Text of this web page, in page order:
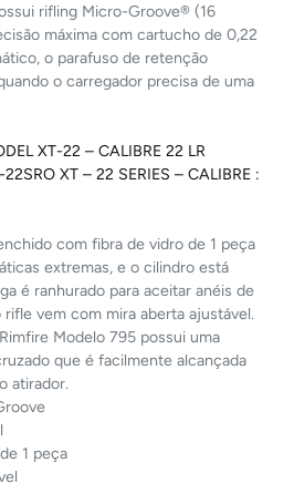
rifling Micro-Groove® (16
máxima com cartucho de 0,22
o parafuso de retenção
o carregador precisa de uma
XT-22 – CALIBRE 22 LR
XT – 22 SERIES – CALIBRE :
com fibra de vidro de 1 peça
extremas, e o cilindro está
é ranhurado para aceitar anéis de
vem com mira aberta ajustável.
Modelo 795 possui uma
que é facilmente alcançada
atirador.
1 peça